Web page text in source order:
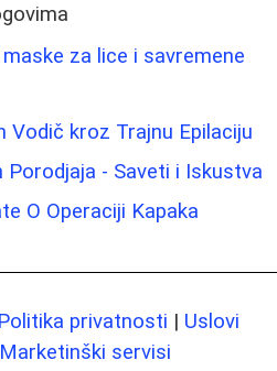
za lice i savremene
Vodič kroz Trajnu Epilaciju
Porodjaja - Saveti i Iskustva
O Operaciji Kapaka
Politika privatnosti | Uslovi
Marketinški servisi